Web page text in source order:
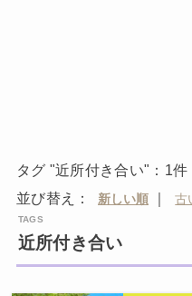
タグ "近所付き合い"：1件
並び替え：
｜
近所付き合い